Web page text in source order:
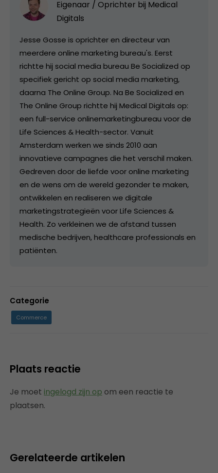
Eigenaar / Oprichter bij Medical
Digitals
Jesse Gosse is oprichter en directeur van
meerdere online marketing bureau's. Eerst
richtte hij social media bureau Be Socialized op
specifiek gericht op social media marketing,
daarna The Online Group. Na Be Socialized en
The Online Group richtte hij Medical Digitals op:
een full-service onlinemarketingbureau voor de
Life Sciences & Health-sector. Vanuit
Amsterdam werken we sinds 2010 aan
innovatieve campagnes die het verschil maken.
Gedreven door de liefde voor online marketing
en de wens om de wereld gezonder te maken,
ontwikkelen en realiseren we digitale
marketingstrategieën voor Life Sciences &
Health. Zo verkleinen we de afstand tussen
medische bedrijven, healthcare professionals en
patiënten.
Categorie
Commerce
Plaats reactie
Je moet ingelogd zijn op om een reactie te
plaatsen.
Gerelateerde artikelen